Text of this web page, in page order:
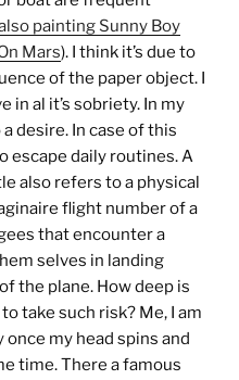
painting Sunny Boy
Mars). I think it’s due to
of the paper object. I
in al it’s sobriety. In my
desire. In case of this
escape daily routines. A
also refers to a physical
flight number of a
that encounter a
selves in landing
the plane. How deep is
take such risk? Me, I am
my head spins and
time. There a famous